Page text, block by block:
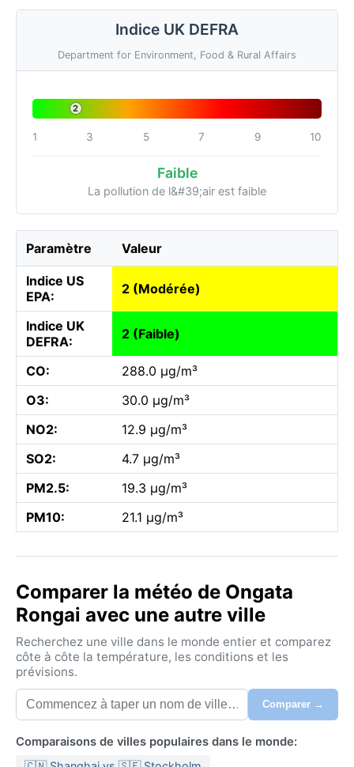
Indice UK DEFRA
Department for Environment, Food & Rural Affairs
2
1 3 5 7 9 10
Faible
La pollution de l&#39;air est faible
Paramètre Valeur
Indice US
EPA:
2 (Modérée)
Indice UK
DEFRA:
2 (Faible)
CO:
288.0 µg/m³
O3:
30.0 µg/m³
NO2:
12.9 µg/m³
SO2:
4.7 µg/m³
PM2.5:
19.3 µg/m³
PM10:
21.1 µg/m³
Comparer la météo de Ongata
Rongai avec une autre ville
Recherchez une ville dans le monde entier et comparez
côte à côte la température, les conditions et les
prévisions.
Comparer →
Comparaisons de villes populaires dans le monde: